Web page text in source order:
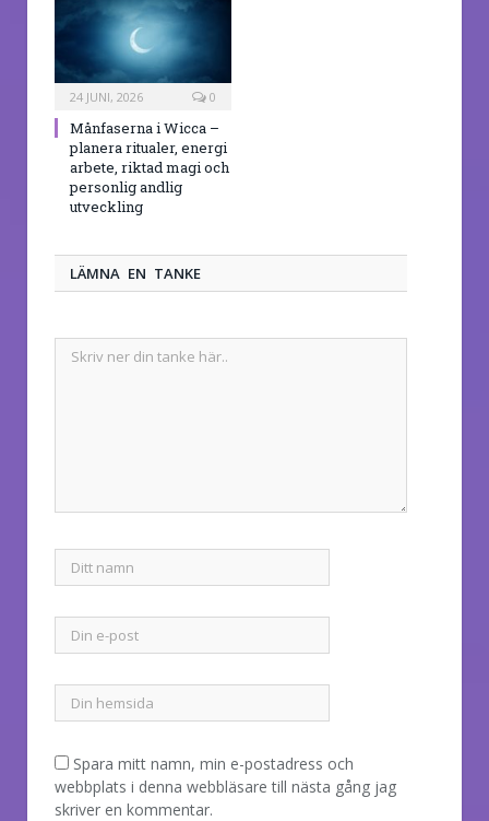
24 JUNI, 2026 0
Månfaserna i Wicca –
planera ritualer, energi
arbete, riktad magi och
personlig andlig
utveckling
LÄMNA EN TANKE
Spara mitt namn, min e-postadress och
webbplats i denna webbläsare till nästa gång jag
skriver en kommentar.